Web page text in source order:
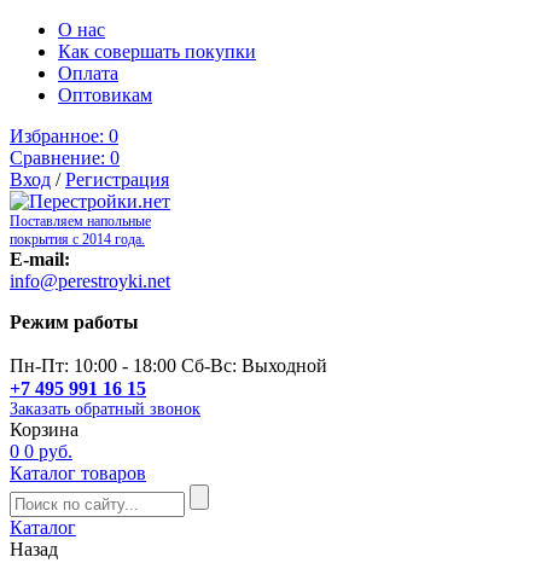
О нас
Как совершать покупки
Оплата
Оптовикам
Избранное: 0
Сравнение: 0
Вход /Регистрация
Поставляем напольные
покрытия с 2014 года.
E-mail:
info@perestroyki.net
Режим работы
Пн-Пт: 10:00 - 18:00 Сб-Вс: Выходной
+7 495 991 16 15
Заказать обратный звонок
Корзина
0 0 руб.
Каталог товаров
Каталог
Назад